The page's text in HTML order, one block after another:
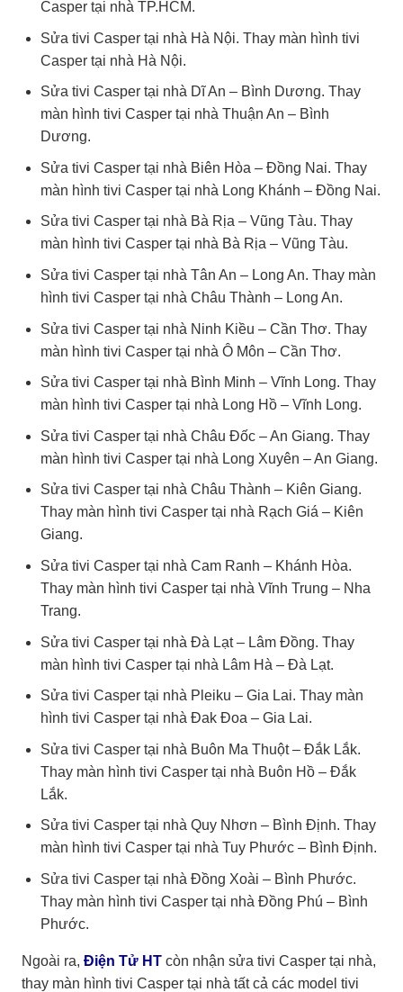
Casper tại nhà TP.HCM.
Sửa tivi Casper tại nhà Hà Nội. Thay màn hình tivi
Casper tại nhà Hà Nội.
Sửa tivi Casper tại nhà Dĩ An – Bình Dương. Thay
màn hình tivi Casper tại nhà Thuận An – Bình
Dương.
Sửa tivi Casper tại nhà Biên Hòa – Đồng Nai. Thay
màn hình tivi Casper tại nhà Long Khánh – Đồng Nai.
Sửa tivi Casper tại nhà Bà Rịa – Vũng Tàu. Thay
màn hình tivi Casper tại nhà Bà Rịa – Vũng Tàu.
Sửa tivi Casper tại nhà Tân An – Long An. Thay màn
hình tivi Casper tại nhà Châu Thành – Long An.
Sửa tivi Casper tại nhà Ninh Kiều – Cần Thơ. Thay
màn hình tivi Casper tại nhà Ô Môn – Cần Thơ.
Sửa tivi Casper tại nhà Bình Minh – Vĩnh Long. Thay
màn hình tivi Casper tại nhà Long Hồ – Vĩnh Long.
Sửa tivi Casper tại nhà Châu Đốc – An Giang. Thay
màn hình tivi Casper tại nhà Long Xuyên – An Giang.
Sửa tivi Casper tại nhà Châu Thành – Kiên Giang.
Thay màn hình tivi Casper tại nhà Rạch Giá – Kiên
Giang.
Sửa tivi Casper tại nhà Cam Ranh – Khánh Hòa.
Thay màn hình tivi Casper tại nhà Vĩnh Trung – Nha
Trang.
Sửa tivi Casper tại nhà Đà Lạt – Lâm Đồng. Thay
màn hình tivi Casper tại nhà Lâm Hà – Đà Lạt.
Sửa tivi Casper tại nhà Pleiku – Gia Lai. Thay màn
hình tivi Casper tại nhà Đak Đoa – Gia Lai.
Sửa tivi Casper tại nhà Buôn Ma Thuột – Đắk Lắk.
Thay màn hình tivi Casper tại nhà Buôn Hồ – Đắk
Lắk.
Sửa tivi Casper tại nhà Quy Nhơn – Bình Định. Thay
màn hình tivi Casper tại nhà Tuy Phước – Bình Định.
Sửa tivi Casper tại nhà Đồng Xoài – Bình Phước.
Thay màn hình tivi Casper tại nhà Đồng Phú – Bình
Phước.
Ngoài ra, Điện Tử HT còn nhận sửa tivi Casper tại nhà,
thay màn hình tivi Casper tại nhà tất cả các model tivi